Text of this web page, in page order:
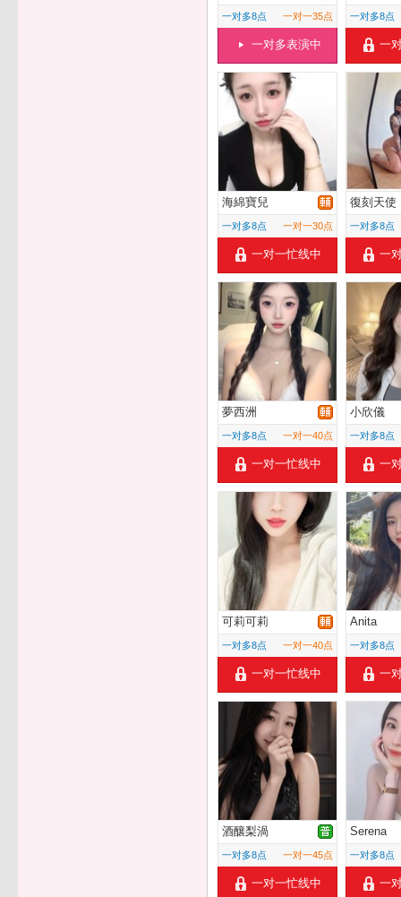
一对多8点 一对一35点
一对多表演中
一对多8点
一
海綿寶兒
一对多8点 一对一30点
一对一忙线中
復刻天使
一对多8点
一
夢西洲
一对多8点 一对一40点
一对一忙线中
小欣儀
一对多8点
一
可莉可莉
一对多8点 一对一40点
一对一忙线中
Anita
一对多8点
一
酒釀梨渦
一对多8点 一对一45点
一对一忙线中
Serena
一对多8点
一